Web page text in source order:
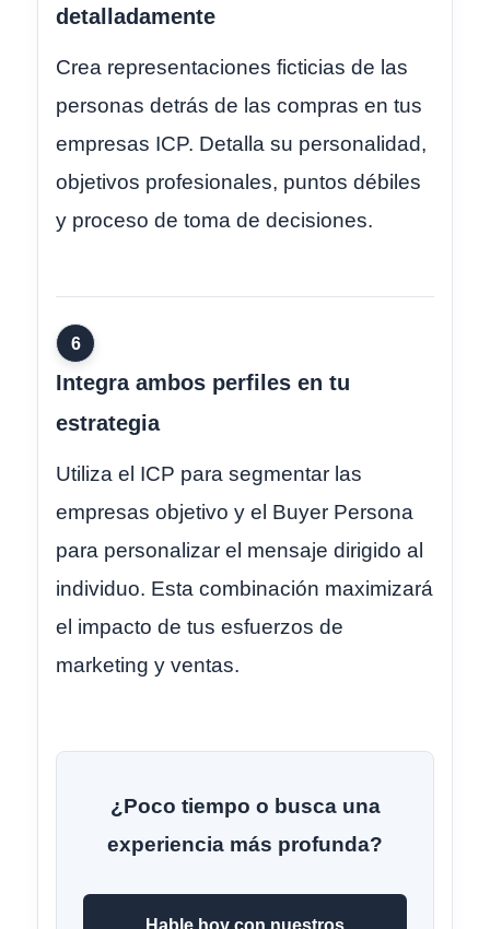
detalladamente
Crea representaciones ficticias de las
personas detrás de las compras en tus
empresas ICP. Detalla su personalidad,
objetivos profesionales, puntos débiles
y proceso de toma de decisiones.
6
Integra ambos perfiles en tu
estrategia
Utiliza el ICP para segmentar las
empresas objetivo y el Buyer Persona
para personalizar el mensaje dirigido al
individuo. Esta combinación maximizará
el impacto de tus esfuerzos de
marketing y ventas.
¿Poco tiempo o busca una
experiencia más profunda?